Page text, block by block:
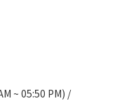
~ 05:50 PM) /